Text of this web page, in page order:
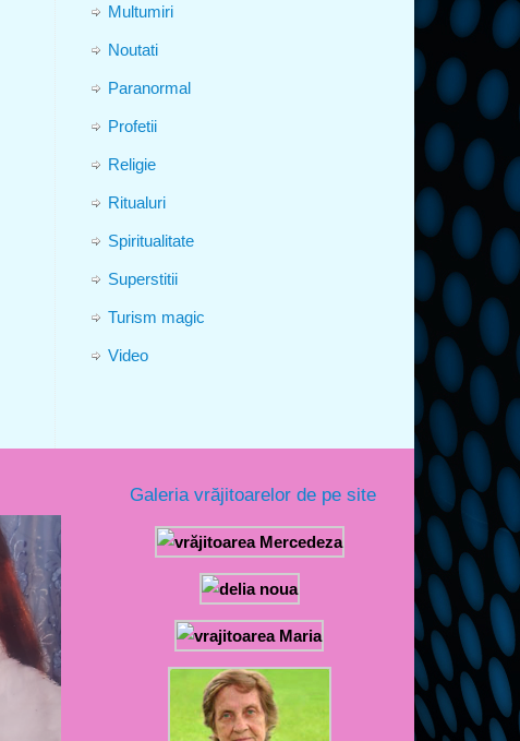
Multumiri
Noutati
Paranormal
Profetii
Religie
Ritualuri
Spiritualitate
Superstitii
Turism magic
Video
Galeria vrăjitoarelor de pe site